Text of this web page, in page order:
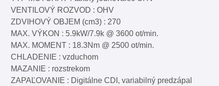
VENTILOVÝ ROZVOD : OHV
ZDVIHOVÝ OBJEM (cm3) : 270
MAX. VÝKON : 5.9kW/7.9k @ 3600 ot/min.
MAX. MOMENT : 18.3Nm @ 2500 ot/min.
CHLADENIE : vzduchom
MAZANIE : rozstrekom
ZAPAĽOVANIE : Digitálne CDI, variabilný predzápal